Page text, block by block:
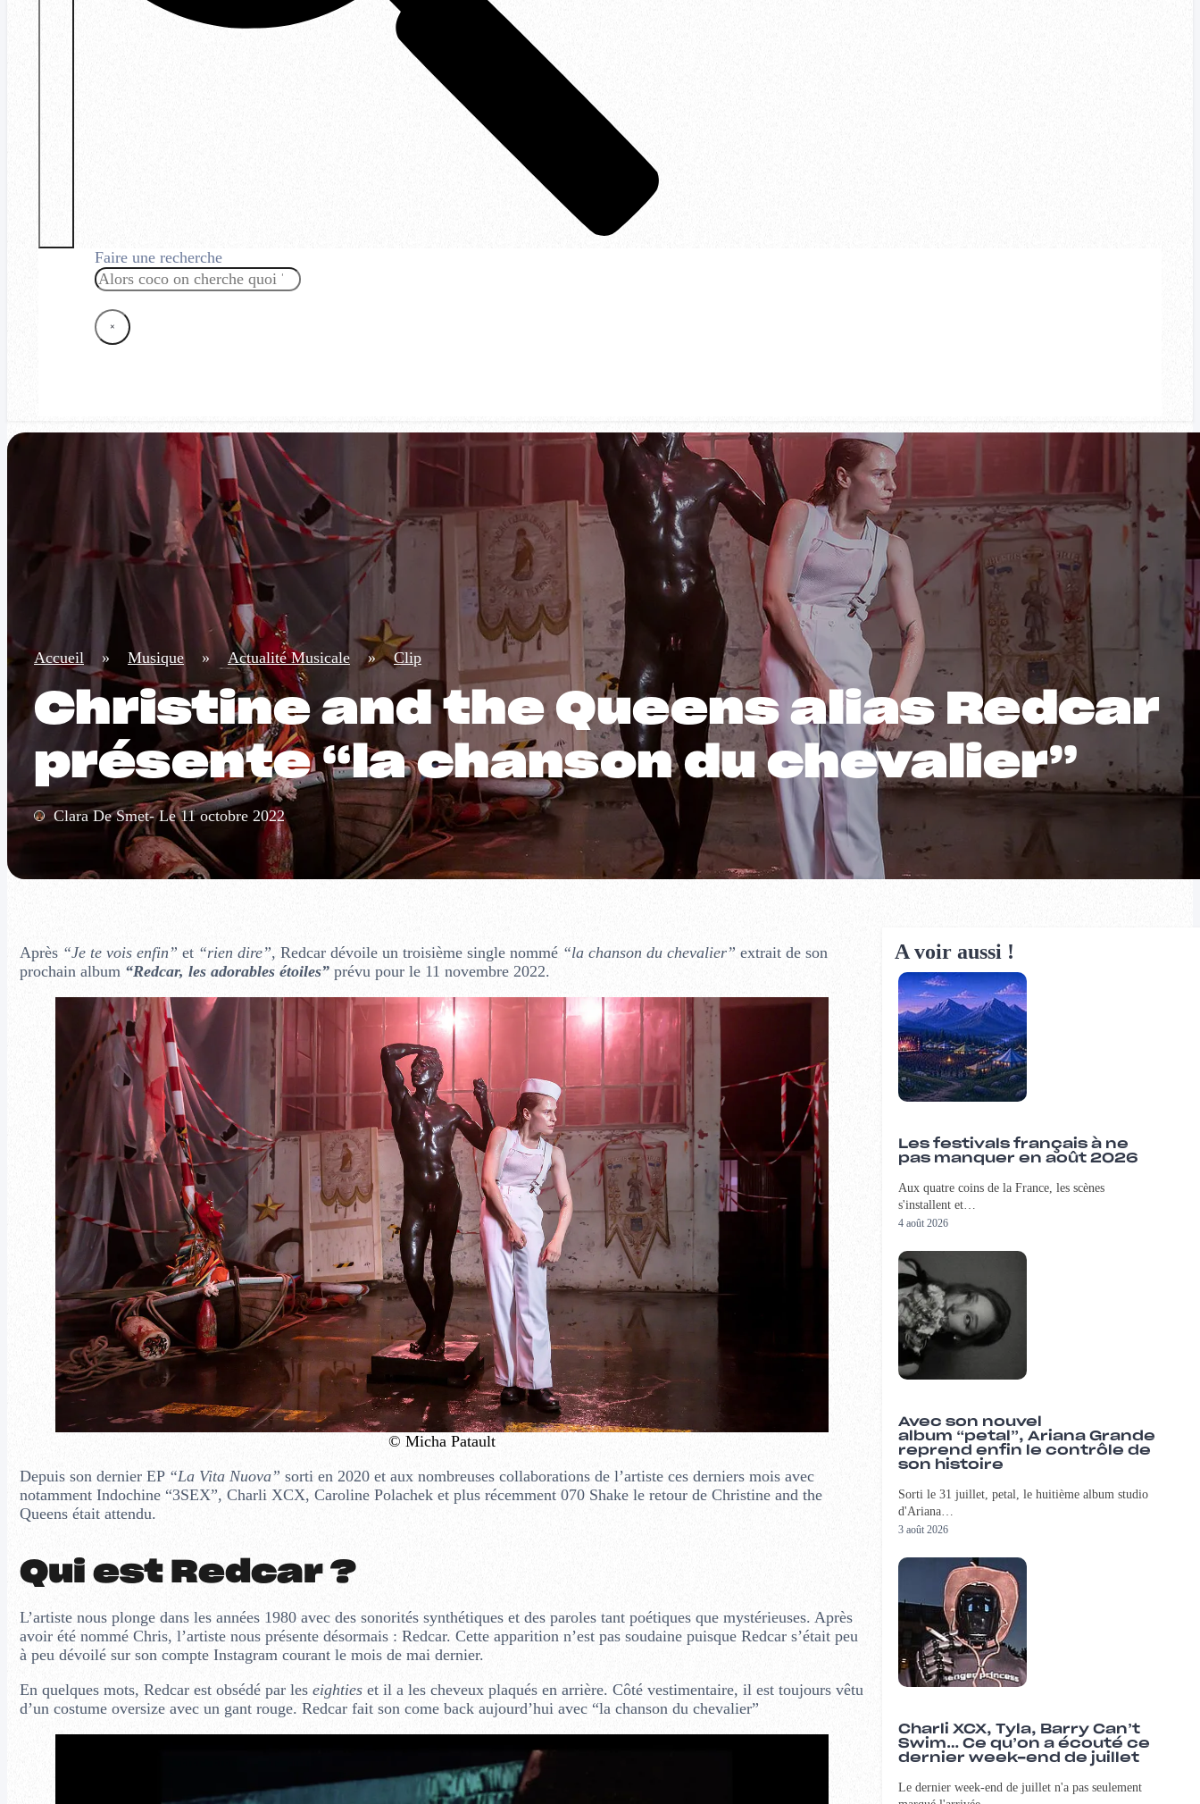
Faire une recherche
Rechercher
×
Accueil » Musique » Actualité Musicale » Clip
Christine and the Queens alias Redcar
présente “la chanson du chevalier”
Clara De Smet- Le 11 octobre 2022
Après “Je te vois enfin” et “rien dire”, Redcar dévoile un troisième single nommé “la chanson du chevalier” extrait de son
prochain album “Redcar, les adorables étoiles” prévu pour le 11 novembre 2022.
© Micha Patault
Depuis son dernier EP “La Vita Nuova” sorti en 2020 et aux nombreuses collaborations de l’artiste ces derniers mois avec
notamment Indochine “3SEX”, Charli XCX, Caroline Polachek et plus récemment 070 Shake le retour de Christine and the
Queens était attendu.
Qui est Redcar ?
L’artiste nous plonge dans les années 1980 avec des sonorités synthétiques et des paroles tant poétiques que mystérieuses. Après
avoir été nommé Chris, l’artiste nous présente désormais : Redcar. Cette apparition n’est pas soudaine puisque Redcar s’était peu
à peu dévoilé sur son compte Instagram courant le mois de mai dernier.
En quelques mots, Redcar est obsédé par les eightieset il a les cheveux plaqués en arrière. Côté vestimentaire, il est toujours vêtu
d’un costume oversize avec un gant rouge. Redcar fait son come back aujourd’hui avec “la chanson du chevalier”
A voir aussi !
Les festivals français à ne
pas manquer en août 2026
Aux quatre coins de la France, les scènes
s'installent et…
4 août 2026
Avec son nouvel
album “petal”, Ariana Grande
reprend enfin le contrôle de
son histoire
Sorti le 31 juillet, petal, le huitième album studio
d'Ariana…
3 août 2026
Charli XCX, Tyla, Barry Can’t
Swim… Ce qu’on a écouté ce
dernier week-end de juillet
Le dernier week-end de juillet n'a pas seulement